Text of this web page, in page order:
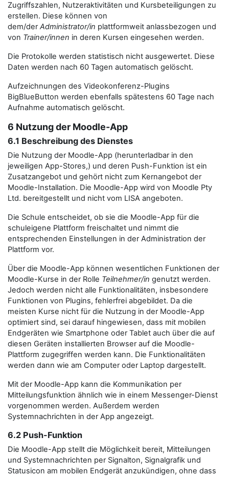
Zugriffszahlen, Nutzeraktivitäten und Kursbeteiligungen zu
erstellen. Diese können von
dem/derAdministrator/in plattformweit anlassbezogen und
von Trainer/innen in deren Kursen eingesehen werden.
Die Protokolle werden statistisch nicht ausgewertet. Diese
Daten werden nach 60 Tagen automatisch gelöscht.
Aufzeichnungen des Videokonferenz-Plugins
BigBlueButton werden ebenfalls spätestens 60 Tage nach
Aufnahme automatisch gelöscht.
6 Nutzung der Moodle-App
6.1 Beschreibung des Dienstes
Die Nutzung der Moodle-App (herunterladbar in den
jeweiligen App-Stores,) und deren Push-Funktion ist ein
Zusatzangebot und gehört nicht zum Kernangebot der
Moodle-Installation. Die Moodle-App wird von Moodle Pty
Ltd. bereitgestellt und nicht vom LISA angeboten.
Die Schule entscheidet, ob sie die Moodle-App für die
schuleigene Plattform freischaltet und nimmt die
entsprechenden Einstellungen in der Administration der
Plattform vor.
Über die Moodle-App können wesentlichen Funktionen der
Moodle-Kurse in der Rolle Teilnehmer/in genutzt werden.
Jedoch werden nicht alle Funktionalitäten, insbesondere
Funktionen von Plugins, fehlerfrei abgebildet. Da die
meisten Kurse nicht für die Nutzung in der Moodle-App
optimiert sind, sei darauf hingewiesen, dass mit mobilen
Endgeräten wie Smartphone oder Tablet auch über die auf
diesen Geräten installierten Browser auf die Moodle-
Plattform zugegriffen werden kann. Die Funktionalitäten
werden dann wie am Computer oder Laptop dargestellt.
Mit der Moodle-App kann die Kommunikation per
Mitteilungsfunktion ähnlich wie in einem Messenger-Dienst
vorgenommen werden. Außerdem werden
Systemnachrichten in der App angezeigt.
6.2 Push-Funktion
Die Moodle-App stellt die Möglichkeit bereit, Mitteilungen
und Systemnachrichten per Signalton, Signalgrafik und
Statusicon am mobilen Endgerät anzukündigen, ohne dass